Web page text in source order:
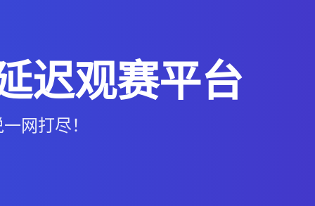
迟观赛平台
网打尽！